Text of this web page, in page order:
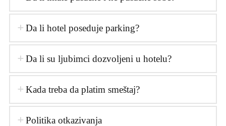
Da li hotel poseduje parking?
Da li su ljubimci dozvoljeni u hotelu?
Kada treba da platim smeštaj?
Politika otkazivanja